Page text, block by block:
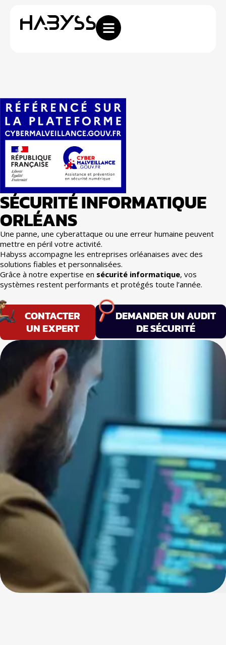
SÉCURITÉ INFORMATIQUE
ORLÉANS
Une panne, une cyberattaque ou une erreur humaine peuvent
mettre en péril votre activité.
Habyss accompagne les entreprises orléanaises avec des
solutions fiables et personnalisées.
Grâce à notre expertise en sécurité informatique, vos
systèmes restent performants et protégés toute l’année.
CONTACTER
UN EXPERT
DEMANDER UN AUDIT
DE SÉCURITÉ